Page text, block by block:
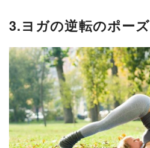
3.ヨガの逆転のポーズ